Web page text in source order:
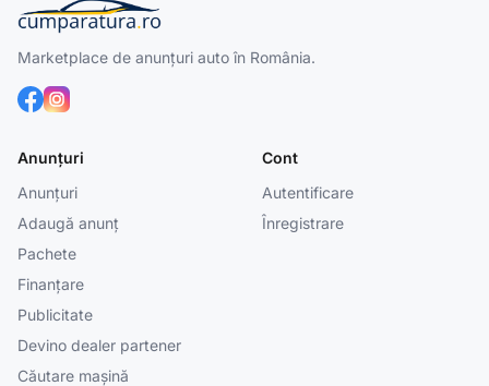
Marketplace de anunțuri auto în România.
Anunțuri
Anunțuri
Adaugă anunț
Pachete
Finanțare
Publicitate
Devino dealer partener
Căutare mașină
Cont
Autentificare
Înregistrare